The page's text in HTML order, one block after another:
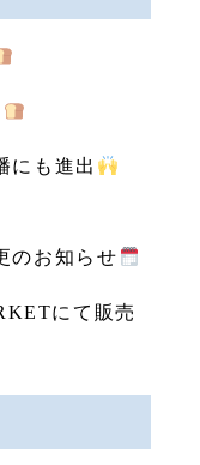
にも進出
のお知らせ
にて販売